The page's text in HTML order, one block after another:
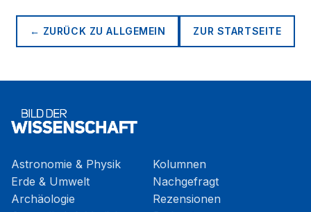
← ZURÜCK ZUALLGEMEIN ZUR STARTSEITE
Astronomie & Physik
Erde & Umwelt
Archäologie
Kolumnen
Nachgefragt
Rezensionen